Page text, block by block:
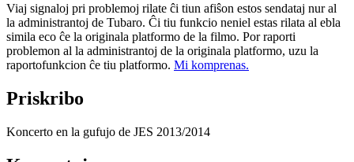
Viaj signaloj pri problemoj rilate ĉi tiun afiŝon estos sendataj nur al
la administrantoj de Tubaro. Ĉi tiu funkcio neniel estas rilata al ebla
simila eco ĉe la originala platformo de la filmo. Por raporti
problemon al la administrantoj de la originala platformo, uzu la
raportofunkcion ĉe tiu platformo. Mi komprenas.
Priskribo
Koncerto en la gufujo de JES 2013/2014